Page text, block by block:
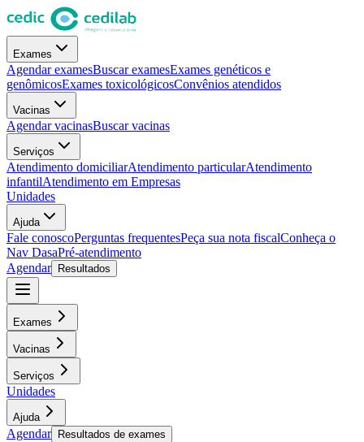
Exames
Agendar examesBuscar examesExames genéticos e
genômicosExames toxicológicosConvênios atendidos
Vacinas
Agendar vacinasBuscar vacinas
Serviços
Atendimento domiciliarAtendimento particularAtendimento
infantilAtendimento em Empresas
Unidades
Ajuda
Fale conoscoPerguntas frequentesPeça sua nota fiscalConheça o
Nav DasaPré-atendimento
Agendar
Resultados
Exames
Vacinas
Serviços
Unidades
Ajuda
Agendar Resultados de exames